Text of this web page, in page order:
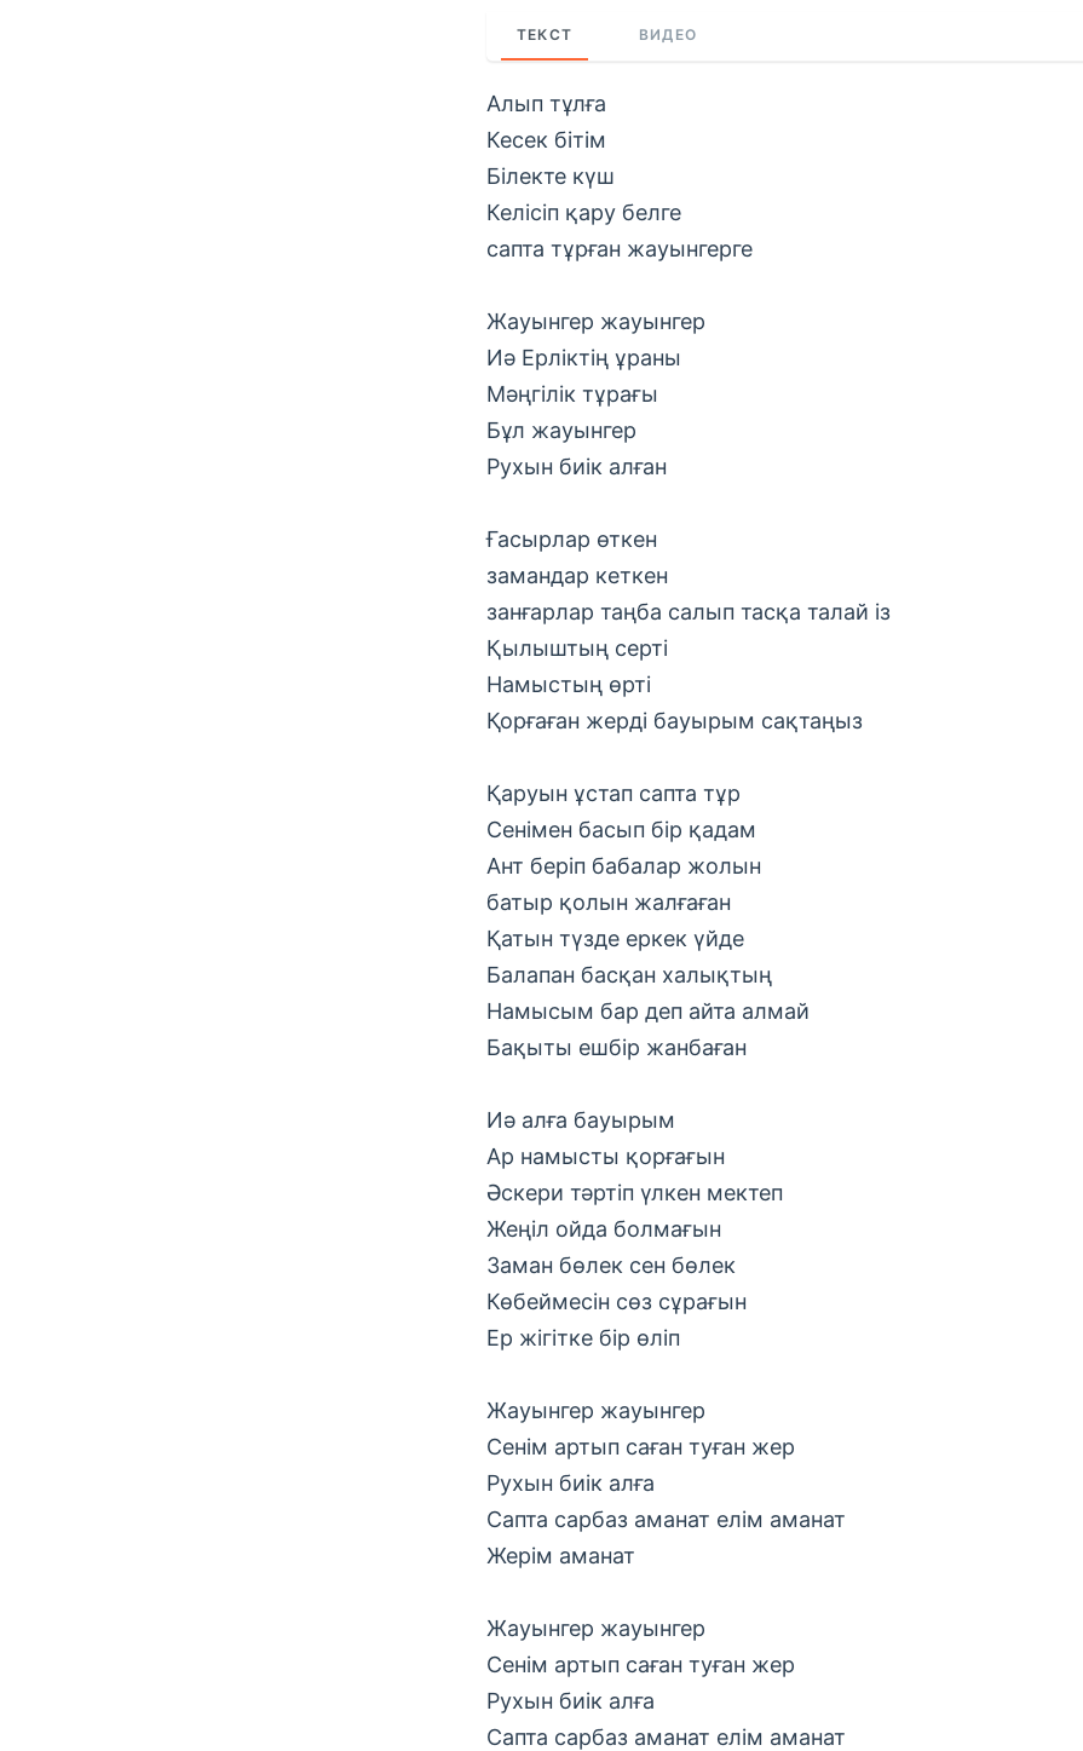
ТЕКСТ ВИДЕО
Алып тұлға
Кесек бітім
Білекте күш
Келісіп қару белге
сапта тұрған жауынгерге
Жауынгер жауынгер
Иә Ерліктің ұраны
Мәңгілік тұрағы
Бұл жауынгер
Рухын биік алған
Ғасырлар өткен
замандар кеткен
занғарлар таңба салып тасқа талай із
Қылыштың серті
Намыстың өрті
Қорғаған жерді бауырым сақтаңыз
Қаруын ұстап сапта тұр
Сенімен басып бір қадам
Ант беріп бабалар жолын
батыр қолын жалғаған
Қатын түзде еркек үйде
Балапан басқан халықтың
Намысым бар деп айта алмай
Бақыты ешбір жанбаған
Иә алға бауырым
Ар намысты қорғағын
Әскери тәртіп үлкен мектеп
Жеңіл ойда болмағын
Заман бөлек сен бөлек
Көбеймесін сөз сұрағын
Ер жігітке бір өліп
Жауынгер жауынгер
Сенім артып саған туған жер
Рухын биік алға
Сапта сарбаз аманат елім аманат
Жерім аманат
Жауынгер жауынгер
Сенім артып саған туған жер
Рухын биік алға
Сапта сарбаз аманат елім аманат